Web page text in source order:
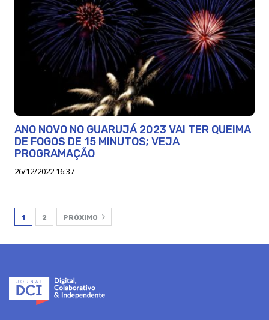
ANO NOVO NO GUARUJÁ 2023 VAI TER QUEIMA
DE FOGOS DE 15 MINUTOS; VEJA
PROGRAMAÇÃO
26/12/2022 16:37
1 2 PRÓXIMO